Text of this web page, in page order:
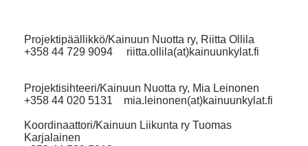
Projektipäällikkö/Kainuun Nuotta ry, Riitta Ollila
+358 44 729 9094 riitta.ollila(at)kainuunkylat.fi
Projektisihteeri/Kainuun Nuotta ry, Mia Leinonen
+358 44 020 5131 mia.leinonen(at)kainuunkylat.fi
Koordinaattori/Kainuun Liikunta ry Tuomas
Karjalainen